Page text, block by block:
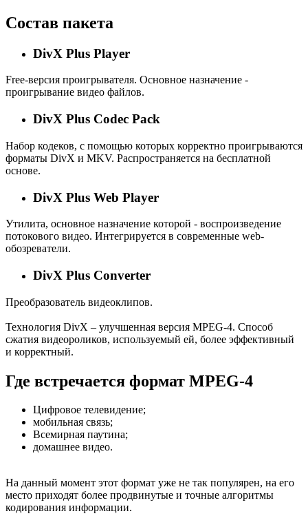
Состав пакета
DivX Plus Player
Free-версия проигрывателя. Основное назначение -
проигрывание видео файлов.
DivX Plus Codec Pack
Набор кодеков, с помощью которых корректно проигрываются
форматы DivX и MKV. Распространяется на бесплатной
основе.
DivX Plus Web Player
Утилита, основное назначение которой - воспроизведение
потокового видео. Интегрируется в современные web-
обозреватели.
DivX Plus Converter
Преобразователь видеоклипов.
Технология DivX – улучшенная версия MPEG-4. Способ
сжатия видеороликов, используемый ей, более эффективный
и корректный.
Где встречается формат MPEG-4
Цифровое телевидение;
мобильная связь;
Всемирная паутина;
домашнее видео.
На данный момент этот формат уже не так популярен, на его
место приходят более продвинутые и точные алгоритмы
кодирования информации.